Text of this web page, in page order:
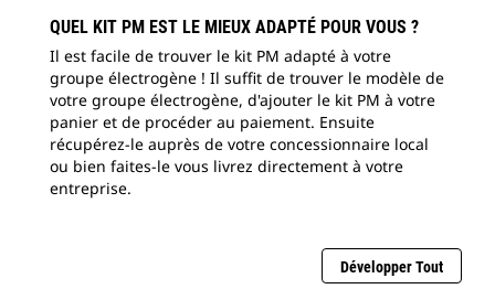
QUEL KIT PM EST LE MIEUX ADAPTÉ POUR VOUS ?
Il est facile de trouver le kit PM adapté à votre
groupe électrogène ! Il suffit de trouver le modèle de
votre groupe électrogène, d'ajouter le kit PM à votre
panier et de procéder au paiement. Ensuite
récupérez-le auprès de votre concessionnaire local
ou bien faites-le vous livrez directement à votre
entreprise.
Développer Tout